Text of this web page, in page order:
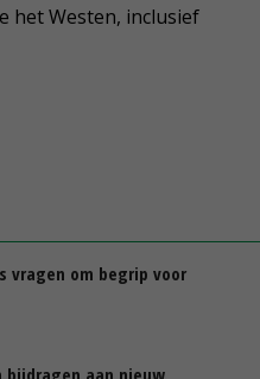
het Westen, inclusief
vragen om begrip voor